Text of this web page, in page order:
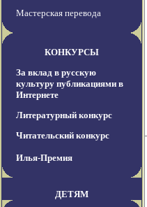
Мастерская перевода
КОНКУРСЫ
За вклад в русскую
культуру публикациями в
Интернете
Литературный конкурс
Читательский конкурс
Илья-Премия
ДЕТЯМ